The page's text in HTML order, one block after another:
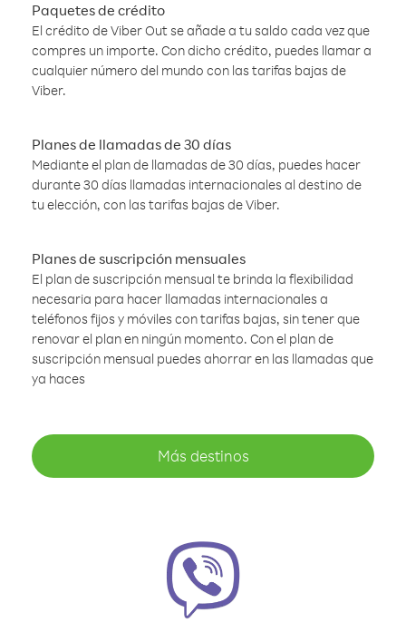
Paquetes de crédito
El crédito de Viber Out se añade a tu saldo cada vez que
compres un importe. Con dicho crédito, puedes llamar a
cualquier número del mundo con las tarifas bajas de
Viber.
Planes de llamadas de 30 días
Mediante el plan de llamadas de 30 días, puedes hacer
durante 30 días llamadas internacionales al destino de
tu elección, con las tarifas bajas de Viber.
Planes de suscripción mensuales
El plan de suscripción mensual te brinda la flexibilidad
necesaria para hacer llamadas internacionales a
teléfonos fijos y móviles con tarifas bajas, sin tener que
renovar el plan en ningún momento. Con el plan de
suscripción mensual puedes ahorrar en las llamadas que
ya haces
Más destinos